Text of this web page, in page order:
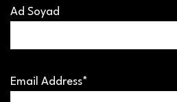
Ad Soyad
Email Address*